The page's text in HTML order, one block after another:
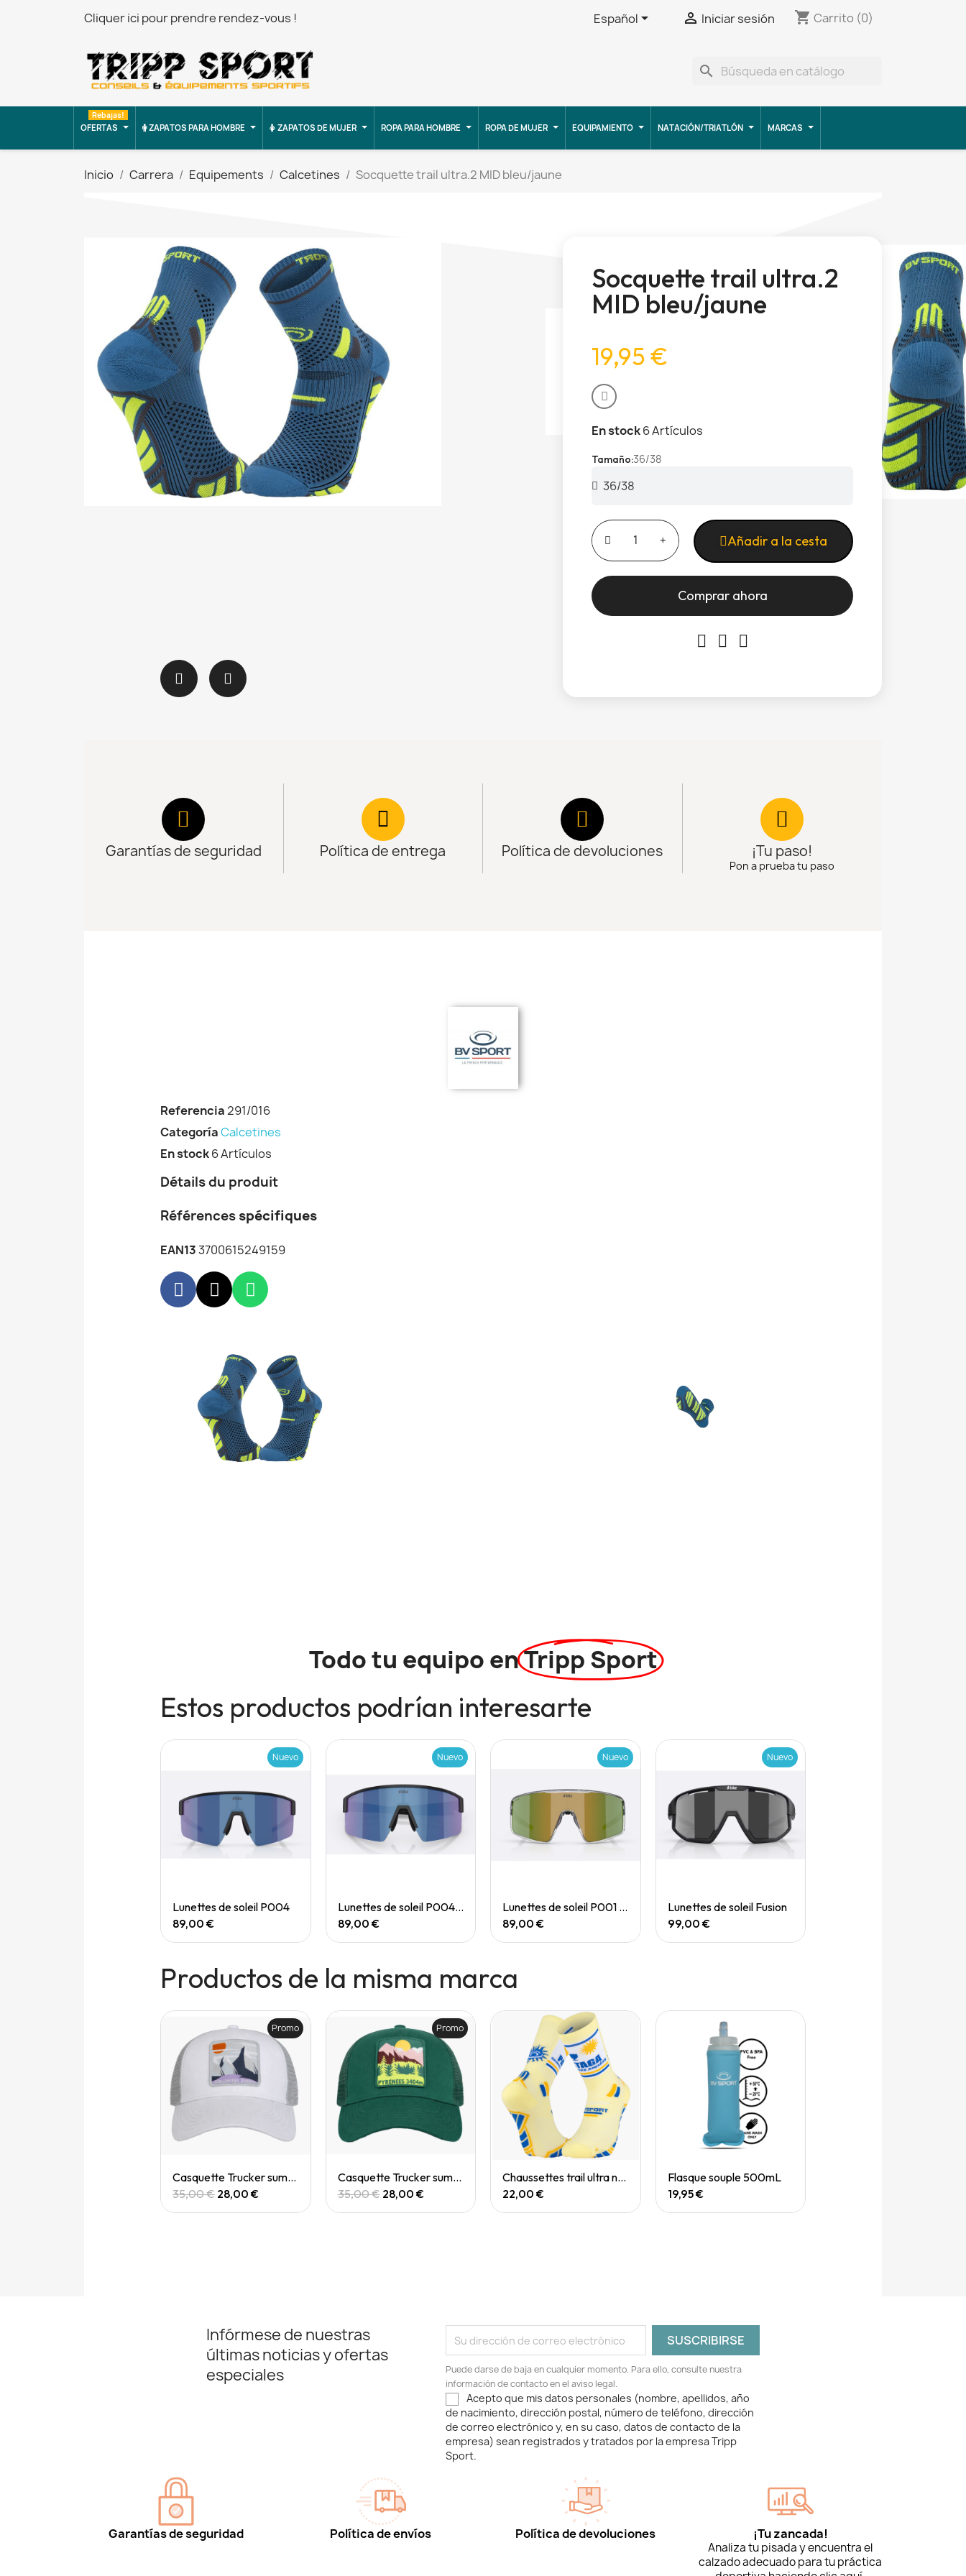
Cliquer ici pour prendre rendez-vous ! Español  Iniciar sesión shopping_cart Carrito (0)
search
OFERTAS
Rebajas!
ZAPATOS PARA HOMBRE ZAPATOS DE MUJER ROPA PARA HOMBRE ROPA DE MUJER EQUIPAMIENTO NATACIÓN/TRIATLÓN MARCAS
Inicio Carrera Equipements Calcetines Socquette trail ultra.2 MID bleu/jaune
Socquette trail ultra.2
MID bleu/jaune
19,95 €
En stock6 Artículos
Tamaño 36/38
Añadir a la cesta
Comprar ahora
Garantías de seguridad Política de entrega Política de devoluciones ¡Tu paso!
Pon a prueba tu paso
Referencia291/016
CategoríaCalcetines
En stock6 Artículos
Détails du produit
Références spécifiques
EAN133700615249159
Todo tu equipo enTripp Sport
Estos productos podrían interesarte
Quick View
Nuevo
Lunettes de soleil P004
89,00 €
Quick View
Nuevo
Lunettes de soleil P004 Small
89,00 €
Quick View
Nuevo
Lunettes de soleil P001 Small
89,00 €
Quick View
Nuevo
Lunettes de soleil Fusion
99,00 €
Productos de la misma marca
Quick View
Promo
Casquette Trucker summit dolomites
35,00 € 28,00 €
Quick View
Promo
Casquette Trucker summit pyrenées
35,00 € 28,00 €
Quick View
Chaussettes trail ultra nutrisocks PASTAGA collector
22,00 €
Quick View
Flasque souple 500mL
19,95 €
Infórmese de nuestras
últimas noticias y ofertas
especiales
Puede darse de baja en cualquier momento. Para ello, consulte nuestra
información de contacto en el aviso legal.
Acepto que mis datos personales (nombre, apellidos, año
de nacimiento, dirección postal, número de teléfono, dirección
de correo electrónico y, en su caso, datos de contacto de la
empresa) sean registrados y tratados por la empresa Tripp
Sport.
Garantías de seguridad Política de envíos Política de devoluciones ¡Tu zancada!
Analiza tu pisada y encuentra el
calzado adecuado para tu práctica